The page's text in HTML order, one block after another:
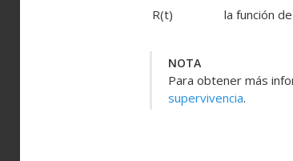
R(t) la función
NOTA
Para obtener más
supervivencia.